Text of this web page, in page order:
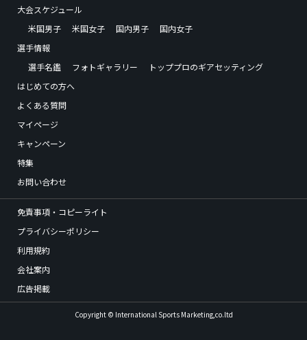
大会スケジュール
米国男子
米国女子 国内男子
国内女子
選手情報
選手名鑑
フォトギャラリー
トッププロのギアセッティング
はじめての方へ
よくある質問
マイページ
キャンペーン
特集
お問い合わせ
免責事項・コピーライト
プライバシーポリシー
利用規約
会社案内
広告掲載
Copyright © International Sports Marketing,co.ltd